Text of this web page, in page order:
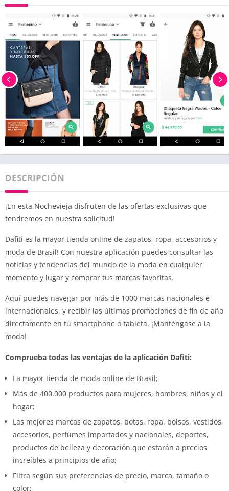
DESCRIPCIÓN
¡En esta Nochevieja disfruten de las ofertas exclusivas que
tendremos en nuestra solicitud!
Dafiti es la mayor tienda online de zapatos, ropa, accesorios y
moda de Brasil! Con nuestra aplicación puedes consultar las
noticias y tendencias del mundo de la moda en cualquier
momento y lugar y comprar tus marcas favoritas.
Aquí puedes navegar por más de 1000 marcas nacionales e
internacionales, y recibir las últimas promociones de fin de año
directamente en tu smartphone o tableta. ¡Manténgase a la
moda!
Comprueba todas las ventajas de la aplicación Dafiti:
La mayor tienda de moda online de Brasil;
Más de 400.000 productos para mujeres, hombres, niños y el
hogar;
Las mejores marcas de zapatos, botas, ropa, bolsos, vestidos,
accesorios, perfumes importados y nacionales, deportes,
productos de belleza y decoración que estarán a precios
increíbles a principios de año;
Filtra según sus preferencias de precio, marca, tamaño o
color;